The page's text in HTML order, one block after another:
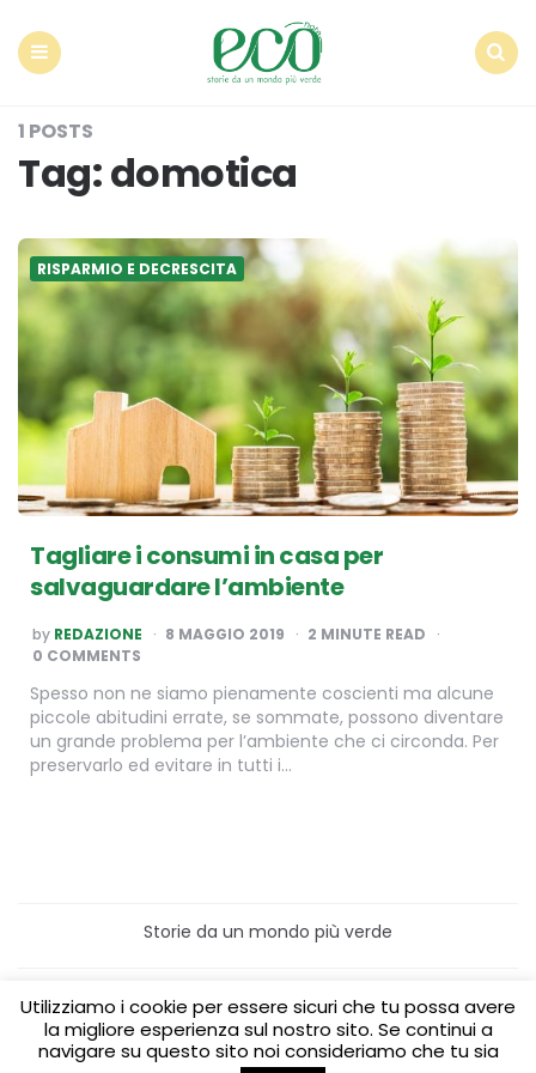
1 POSTS
Tag:domotica
RISPARMIO E DECRESCITA
Tagliare i consumi in casa per
salvaguardare l’ambiente
POSTED
BY
by REDAZIONE 8 MAGGIO 2019 2 MINUTE READ
0 COMMENTS
Spesso non ne siamo pienamente coscienti ma alcune
piccole abitudini errate, se sommate, possono diventare
un grande problema per l’ambiente che ci circonda. Per
preservarlo ed evitare in tutti i…
Storie da un mondo più verde
Home
Turismo sostenibile
Laboratori/Visite per le scuole
Green content per aziende Media Partner
Utilizziamo i cookie per essere sicuri che tu possa avere
la migliore esperienza sul nostro sito. Se continui a
navigare su questo sito noi consideriamo che tu sia